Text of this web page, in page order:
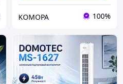
KOMOPA 100%